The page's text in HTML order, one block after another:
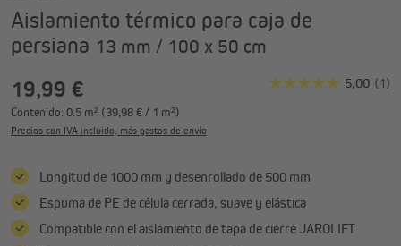
Aislamiento térmico para caja de
persiana 13 mm / 100 x 50 cm
19,99 €
Contenido: 0.5 m² (39,98 € / 1 m²)
Precios con IVA incluido, más gastos de envío
Longitud de 1000 mm y desenrollado de 500 mm
Espuma de PE de célula cerrada, suave y elástica
Compatible con el aislamiento de tapa de cierre JAROLIFT